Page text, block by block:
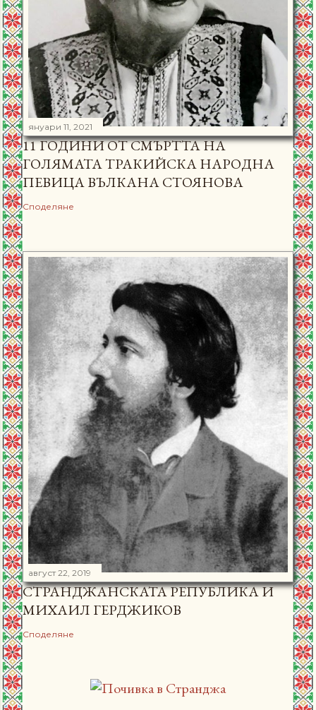
януари 11, 2021
11 ГОДИНИ ОТ СМЪРТТА НА
ГОЛЯМАТА ТРАКИЙСКА НАРОДНА
ПЕВИЦА ВЪЛКАНА СТОЯНОВА
Споделяне
август 22, 2019
СТРАНДЖАНСКАТА РЕПУБЛИКА И
МИХАИЛ ГЕРДЖИКОВ
Споделяне